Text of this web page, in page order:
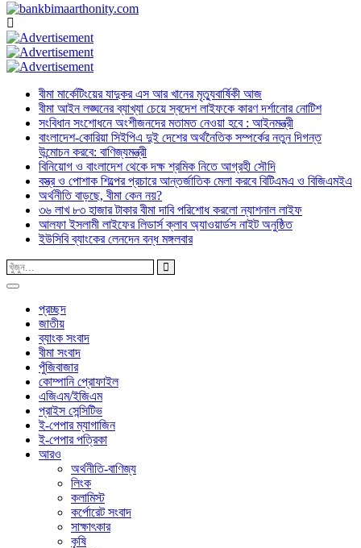
বীমা মার্কেটিংয়ের যাদুকর এস আর খানের মৃত্যুবার্ষিকী আজ
বীমা আইন লঙ্ঘনের ব্যাখ্যা চেয়ে স্বদেশ লাইফকে কারণ দর্শানোর নোটিশ
সংবিধান সংশোধনে অংশীজনদের মতামত নেওয়া হবে : আইনমন্ত্রী
বাংলাদেশ-কোরিয়া সিইপিএ দুই দেশের অর্থনৈতিক সম্পর্কের নতুন দিগন্ত
উন্মোচন করবে: বাণিজ্যমন্ত্রী
বিনিয়োগ ও বাংলাদেশ থেকে দক্ষ শ্রমিক নিতে আগ্রহী সৌদি
বস্ত্র ও পোশাক শিল্পের প্রচারে আন্তর্জাতিক মেলা করবে বিটিএমএ ও বিজিএমইএ
অর্থনীতি বাড়ছে, বীমা কেন নয়?
৩৬ লাখ ৮৩ হাজার টাকার বীমা দাবি পরিশোধ করলো ন্যাশনাল লাইফ
আলফা ইসলামী লাইফের লিডার্স ক্লাব অ্যাওয়ার্ডস নাইট অনুষ্ঠিত
ইউসিবি ব্যাংকের লেনদেন বন্ধ মঙ্গলবার
প্রচ্ছদ
জাতীয়
ব্যাংক সংবাদ
বীমা সংবাদ
পুঁজিবাজার
কোম্পানি প্রোফাইল
এজিএম/ইজিএম
প্রাইস সেন্সিটিভ
ই-পেপার ম্যাগাজিন
ই-পেপার পত্রিকা
আরও
অর্থনীতি-বাণিজ্য
লিংক
কলামিস্ট
কর্পোরেট সংবাদ
সাক্ষাৎকার
কৃষি